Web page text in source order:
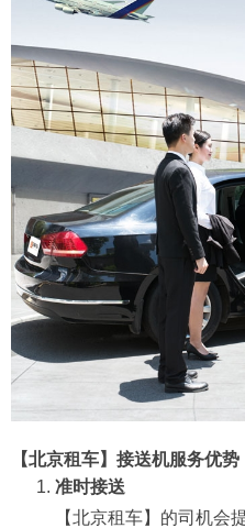
【北京租车】接送机服务优势
准时接送
【北京租车】的司机会